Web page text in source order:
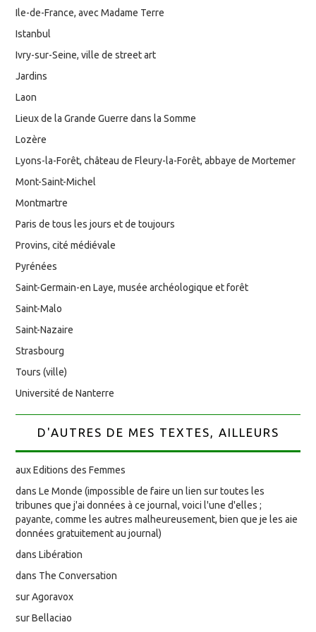
Ile-de-France, avec Madame Terre
Istanbul
Ivry-sur-Seine, ville de street art
Jardins
Laon
Lieux de la Grande Guerre dans la Somme
Lozère
Lyons-la-Forêt, château de Fleury-la-Forêt, abbaye de Mortemer
Mont-Saint-Michel
Montmartre
Paris de tous les jours et de toujours
Provins, cité médiévale
Pyrénées
Saint-Germain-en Laye, musée archéologique et forêt
Saint-Malo
Saint-Nazaire
Strasbourg
Tours (ville)
Université de Nanterre
D'AUTRES DE MES TEXTES, AILLEURS
aux Editions des Femmes
dans Le Monde (impossible de faire un lien sur toutes les
tribunes que j'ai données à ce journal, voici l'une d'elles ;
payante, comme les autres malheureusement, bien que je les aie
données gratuitement au journal)
dans Libération
dans The Conversation
sur Agoravox
sur Bellaciao